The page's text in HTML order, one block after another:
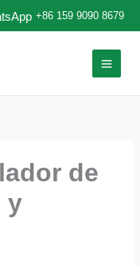
+86 159 9090 8679
de
y